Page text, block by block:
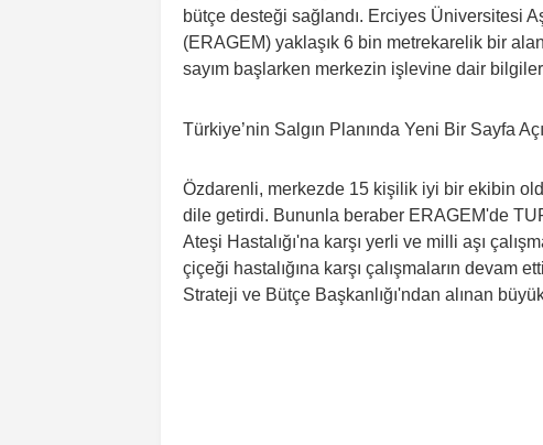
bütçe desteği sağlandı. Erciyes Üniversitesi
(ERAGEM) yaklaşık 6 bin metrekarelik bir
sayım başlarken merkezin işlevine dair
Özdarenli, merkezde 15 kişilik iyi bir ekibin
dile getirdi. Bununla beraber ERAGEM'de
Ateşi Hastalığı'na karşı yerli ve milli aşı
çiçeği hastalığına karşı çalışmaların devam
Strateji ve Bütçe Başkanlığı'ndan alınan